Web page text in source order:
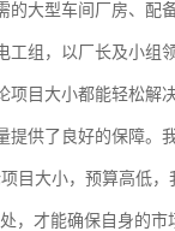
大型车间厂房、配
组，以厂长及小组
目大小都能轻松解
供了良好的保障。
目大小，预算高低
才能确保自身的市